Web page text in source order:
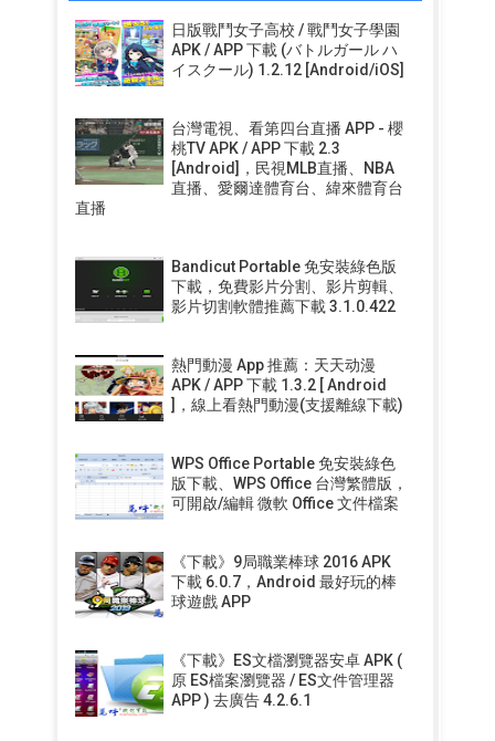
日版戰鬥女子高校 / 戰鬥女子學園
APK / APP 下載 (バトルガール ハ
イスクール) 1.2.12 [Android/iOS]
台灣電視、看第四台直播 APP - 櫻
桃TV APK / APP 下載 2.3
[Android]，民視MLB直播、NBA
直播、愛爾達體育台、緯來體育台
直播
Bandicut Portable 免安裝綠色版
下載，免費影片分割、影片剪輯、
影片切割軟體推薦下載 3.1.0.422
熱門動漫 App 推薦：天天动漫
APK / APP 下載 1.3.2 [ Android
]，線上看熱門動漫(支援離線下載)
WPS Office Portable 免安裝綠色
版下載、WPS Office 台灣繁體版，
可開啟/編輯 微軟 Office 文件檔案
《下載》9局職業棒球 2016 APK
下載 6.0.7，Android 最好玩的棒
球遊戲 APP
《下載》ES文檔瀏覽器安卓 APK (
原 ES檔案瀏覽器 / ES文件管理器
APP ) 去廣告 4.2.6.1